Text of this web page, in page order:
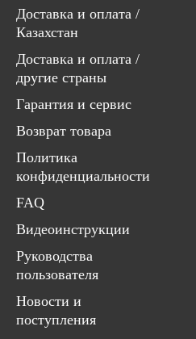
Доставка и оплата /
Казахстан
Доставка и оплата /
другие страны
Гарантия и сервис
Возврат товара
Политика
конфиденциальности
FAQ
Видеоинструкции
Руководства
пользователя
Новости и
поступления